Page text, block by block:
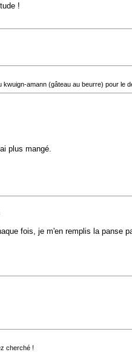
!
amann (gâteau au beurre) pour le
plus mangé.
fois, je m'en remplis la panse
cherché !